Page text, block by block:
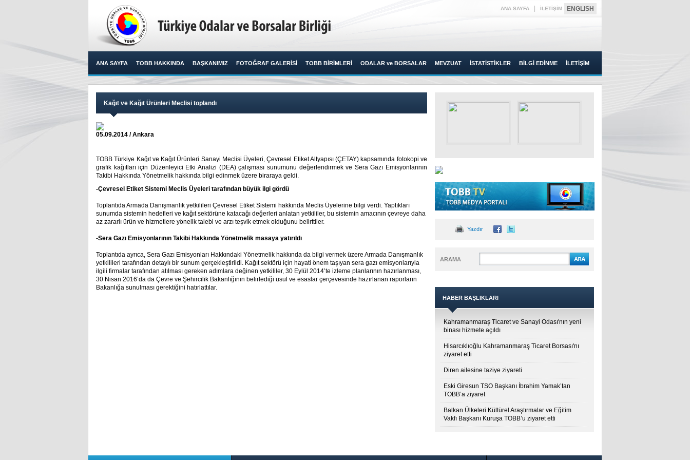
ANA SAYFA İLETİŞİM ENGLISH
ANA SAYFA TOBB HAKKINDA BAŞKANIMIZ FOTOĞRAF GALERİSİ TOBB BİRİMLERİ ODALAR ve BORSALAR MEVZUAT İSTATİSTİKLER BİLGİ EDİNME İLETİŞİM
Kağıt ve Kağıt Ürünleri Meclisi toplandı
05.09.2014 / Ankara
TOBB Türkiye Kağıt ve Kağıt Ürünleri Sanayi Meclisi Üyeleri, Çevresel Etiket Altyapısı (ÇETAY) kapsamında fotokopi ve
grafik kağıtları için Düzenleyici Etki Analizi (DEA) çalışması sunumunu değerlendirmek ve Sera Gazı Emisyonlarının
Takibi Hakkında Yönetmelik hakkında bilgi edinmek üzere biraraya geldi. ​
-Çevresel Etiket Sistemi Meclis Üyeleri tarafından büyük ilgi gördü
Toplantıda Armada Danışmanlık yetkilileri Çevresel Etiket Sistemi hakkında Meclis Üyelerine bilgi verdi. Yaptıkları
sunumda sistemin hedefleri ve kağıt sektörüne katacağı değerleri anlatan yetkililer, bu sistemin amacının çevreye daha
az zararlı ürün ve hizmetlere yönelik talebi ve arzı teşvik etmek olduğunu belirttiler.
-Sera Gazı Emisyonlarının Takibi Hakkında Yönetmelik masaya yatırıldı
Toplantıda ayrıca, Sera Gazı Emisyonları Hakkındaki Yönetmelik hakkında da bilgi vermek üzere Armada Danışmanlık
yetkilileri tarafından detaylı bir sunum gerçekleştirildi. Kağıt sektörü için hayati önem taşıyan sera gazı emisyonlarıyla
ilgili firmalar tarafından atılması gereken adımlara değinen yetkililer, 30 Eylül 2014’te izleme planlarının hazırlanması,
30 Nisan 2016’da da Çevre ve Şehircilik Bakanlığının belirlediği usul ve esaslar çerçevesinde hazırlanan raporların
Bakanlığa sunulması gerektiğini hatırlattılar.
Yazdır
ARAMA
HABER BAŞLIKLARI
Kahramanmaraş Ticaret ve Sanayi Odası'nın yeni
binası hizmete açıldı
Hisarcıklıoğlu Kahramanmaraş Ticaret Borsası'nı
ziyaret etti
Diren ailesine taziye ziyareti
Eski Giresun TSO Başkanı İbrahim Yamak’tan
TOBB’a ziyaret
Balkan Ülkeleri Kültürel Araştırmalar ve Eğitim
Vakfı Başkanı Kuruşa TOBB’u ziyaret etti